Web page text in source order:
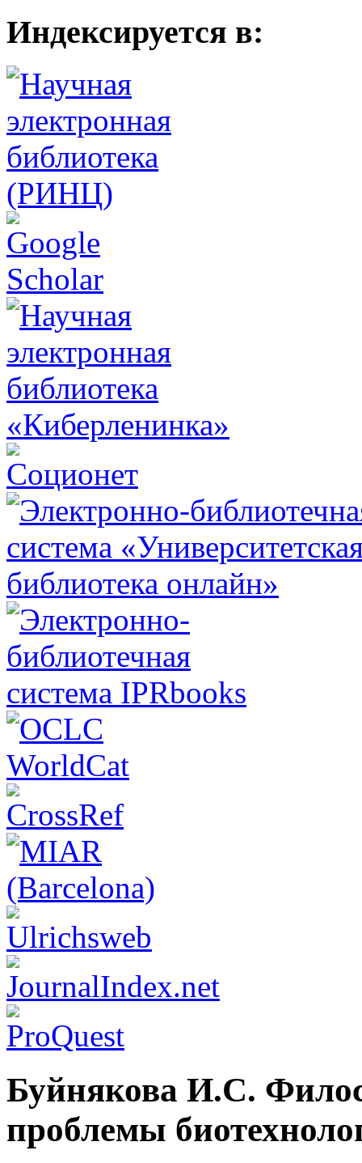
Индексируется в:
Буйнякова И.С.
проблемы